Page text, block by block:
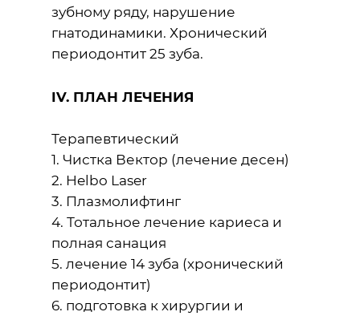
зубному ряду, нарушение
гнатодинамики. Хронический
периодонтит 25 зуба.
IV. ПЛАН ЛЕЧЕНИЯ
Терапевтический
1. Чистка Вектор (лечение десен)
2. Helbo Laser
3. Плазмолифтинг
4. Тотальное лечение кариеса и
полная санация
5. лечение 14 зуба (хронический
периодонтит)
6. подготовка к хирургии и